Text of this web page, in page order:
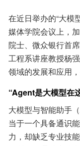
在近日举办的“大模
媒体学院会议上，
院士、微众银行首
工程系讲座教授杨
领域的发展和应用
“Agent是大模型在
大模型与智能助手
当于一个具备通识
力，却缺乏专业技